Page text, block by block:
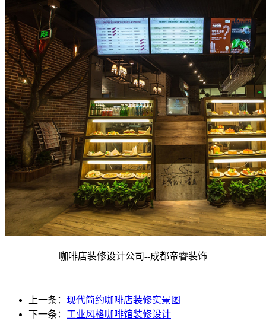
咖啡店装修设计公司--成都帝睿装饰
上一条： 现代简约咖啡店装修实景图
下一条： 工业风格咖啡馆装修设计